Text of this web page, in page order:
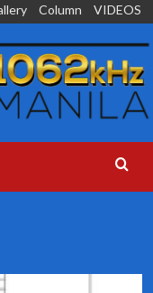
Column VIDEOS